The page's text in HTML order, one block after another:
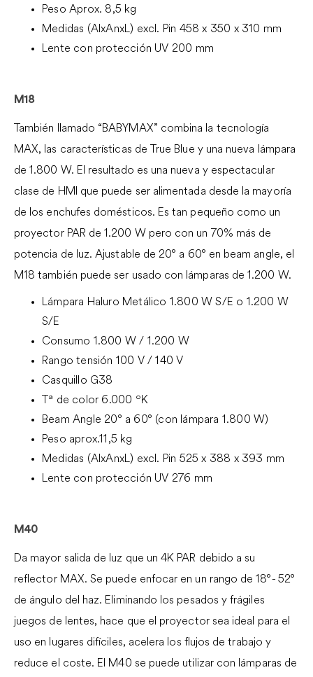
Peso Aprox. 8,5 kg
Medidas (AlxAnxL) excl. Pin 458 x 350 x 310 mm
Lente con protección UV 200 mm
M18
También llamado “BABYMAX” combina la tecnología
MAX, las características de True Blue y una nueva lámpara
de 1.800 W. El resultado es una nueva y espectacular
clase de HMI que puede ser alimentada desde la mayoría
de los enchufes domésticos. Es tan pequeño como un
proyector PAR de 1.200 W pero con un 70% más de
potencia de luz. Ajustable de 20° a 60° en beam angle, el
M18 también puede ser usado con lámparas de 1.200 W.
Lámpara Haluro Metálico 1.800 W S/E o 1.200 W
S/E
Consumo 1.800 W / 1.200 W
Rango tensión 100 V / 140 V
Casquillo G38
Tª de color 6.000 ºK
Beam Angle 20° a 60° (con lámpara 1.800 W)
Peso aprox.11,5 kg
Medidas (AlxAnxL) excl. Pin 525 x 388 x 393 mm
Lente con protección UV 276 mm
M40
Da mayor salida de luz que un 4K PAR debido a su
reflector MAX. Se puede enfocar en un rango de 18°- 52°
de ángulo del haz. Eliminando los pesados y frágiles
juegos de lentes, hace que el proyector sea ideal para el
uso en lugares difíciles, acelera los flujos de trabajo y
reduce el coste. El M40 se puede utilizar con lámparas de